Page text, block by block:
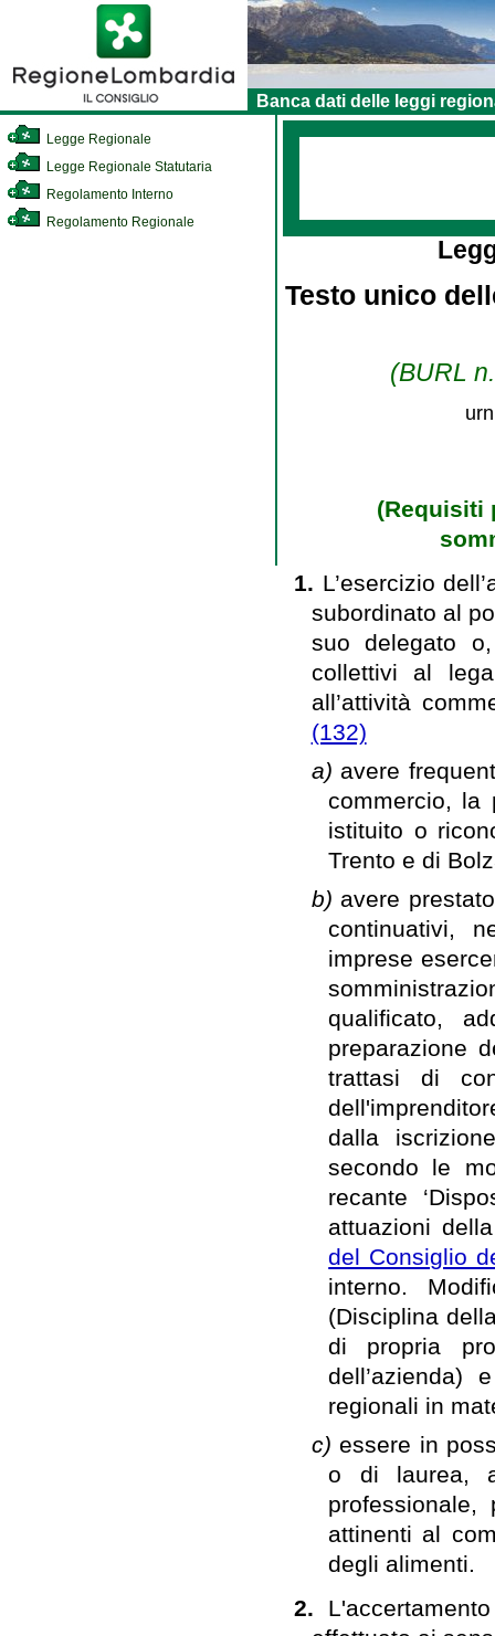
Banca dati delle leggi
Legge Regionale
Legge Regionale Statutaria
Regolamento Interno
Regolamento Regionale
Testo unico
(BURL
(Requisiti
1. L’esercizio
subordinato al
suo delegato
collettivi al
all’attività
(132)
a) avere
commercio, la
istituito o
Trento e di
b) avere
continuativi,
imprese
qualificato,
preparazione
trattasi di
dalla
secondo le
recante
attuazioni
del Consiglio
interno.
(Disciplina
di propria
dell’azienda)
regionali in
c)essere in
o di laurea,
attinenti al
degli alimenti.
2.